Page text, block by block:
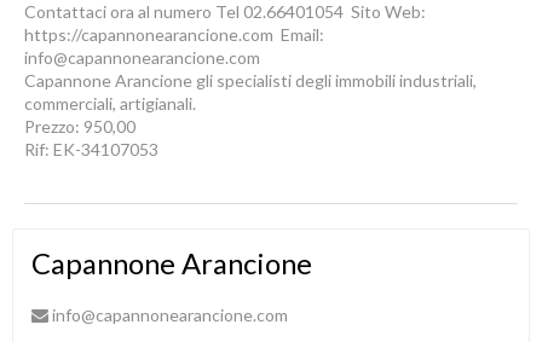
Contattaci ora al numero Tel 02.66401054  Sito Web:
https://capannonearancione.com  Email:
info@capannonearancione.com
Capannone Arancione gli specialisti degli immobili industriali,
commerciali, artigianali.
Prezzo: 950,00
Rif: EK-34107053
Capannone Arancione
info@capannonearancione.com